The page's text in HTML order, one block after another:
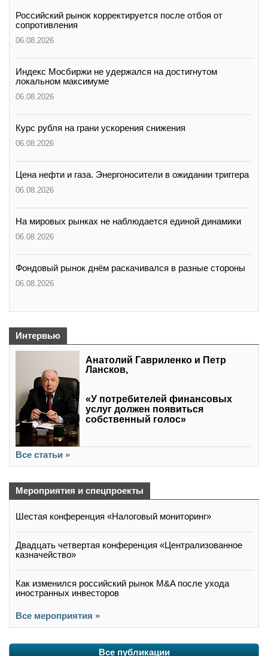
Российский рынок корректируется после отбоя от
сопротивления
06.08.2026
Индекс Мосбиржи не удержался на достигнутом
локальном максимуме
06.08.2026
Курс рубля на грани ускорения снижения
06.08.2026
Цена нефти и газа. Энергоносители в ожидании триггера
06.08.2026
На мировых рынках не наблюдается единой динамики
06.08.2026
Фондовый рынок днём раскачивался в разные стороны
06.08.2026
Интервью
Анатолий Гавриленко и Петр
Лансков,
«У потребителей финансовых
услуг должен появиться
собственный голос»
Все статьи »
Мероприятия и спецпроекты
Шестая конференция «Налоговый мониторинг»
Двадцать четвертая конференция «Централизованное
казначейство»
Как изменился российский рынок M&A после ухода
иностранных инвесторов
Все мероприятия »
Все публикации